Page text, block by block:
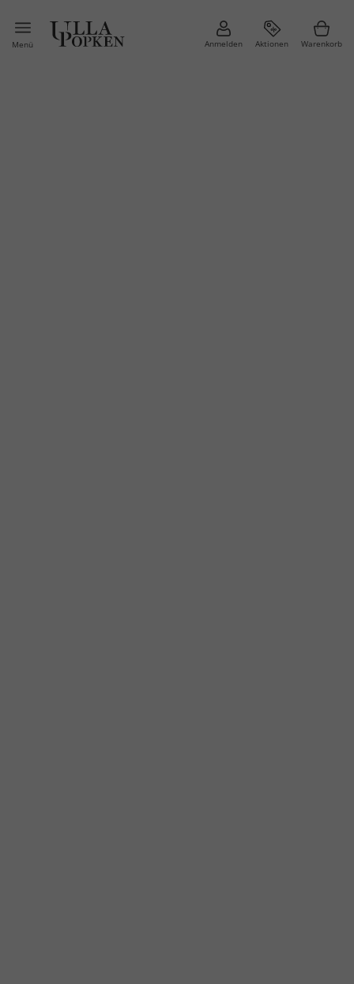
Menü Anmelden Aktionen Warenkorb